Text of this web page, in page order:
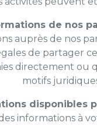
de nos
auprès de nos
de partager
directement ou
motifs
disponibles
informations à